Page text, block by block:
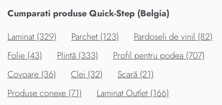
Cumparati produse Quick-Step (Belgia)
Laminat (329)
Parchet (123)
Pardoseli de vinil (82)
Folie (43)
Plintă (333)
Profil pentru podea (707)
Covoare (36)
Clei (32)
Scară (21)
Produse conexe (71)
Laminat Outlet (166)